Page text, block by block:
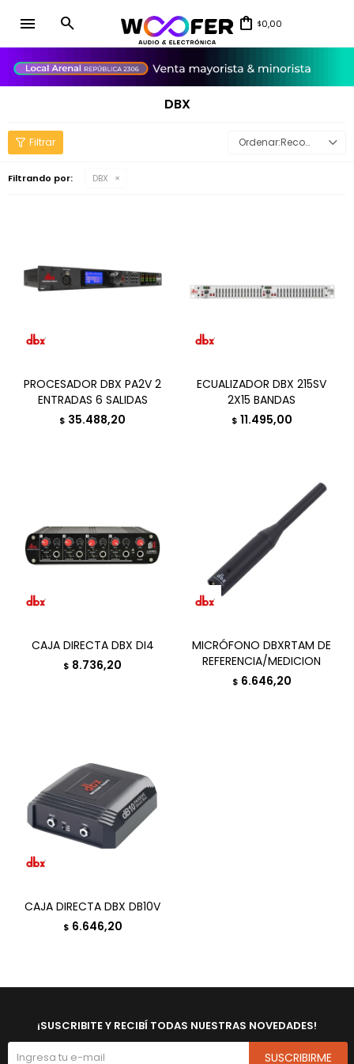
menu $0,00
DBX
Recomendados
Filtrando por: DBX
PROCESADOR DBX PA2V 2
ENTRADAS 6 SALIDAS
$ 35.488,20
ECUALIZADOR DBX 215SV
2X15 BANDAS
$ 11.495,00
CAJA DIRECTA DBX DI4
$ 8.736,20
MICRÓFONO DBXRTAM DE
REFERENCIA/MEDICION
$ 6.646,20
CAJA DIRECTA DBX DB10V
$ 6.646,20
¡SUSCRIBITE Y RECIBÍ TODAS NUESTRAS NOVEDADES!
SUSCRIBIRME
close